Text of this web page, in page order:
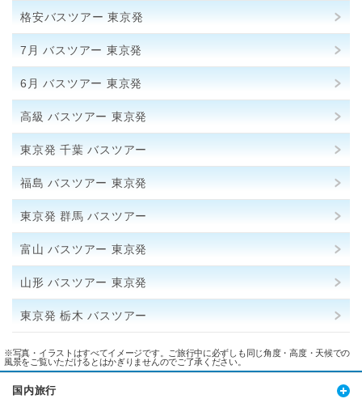
格安バスツアー 東京発
7月 バスツアー 東京発
6月 バスツアー 東京発
高級 バスツアー 東京発
東京発 千葉 バスツアー
福島 バスツアー 東京発
東京発 群馬 バスツアー
富山 バスツアー 東京発
山形 バスツアー 東京発
東京発 栃木 バスツアー
※写真・イラストはすべてイメージです。ご旅行中に必ずしも同じ角度・高度・天候での
風景をご覧いただけるとはかぎりませんのでご了承ください。
国内旅行